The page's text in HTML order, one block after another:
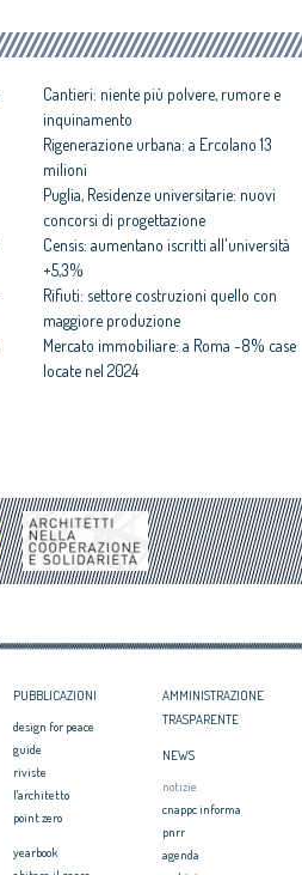
Cantieri: niente più polvere, rumore e
inquinamento
Rigenerazione urbana: a Ercolano 13
milioni
Puglia, Residenze universitarie: nuovi
concorsi di progettazione
Censis: aumentano iscritti all'università
+5,3%
Rifiuti: settore costruzioni quello con
maggiore produzione
Mercato immobiliare: a Roma -8% case
locate nel 2024
ristrutturare
Politiche abitative: accordo di
collaborazione tra Anci e Federcasa
PUBBLICAZIONI
design for peace
guide
riviste
l'architetto
point zero
yearbook
AMMINISTRAZIONE
TRASPARENTE
NEWS
notizie
cnappc informa
pnrr
agenda